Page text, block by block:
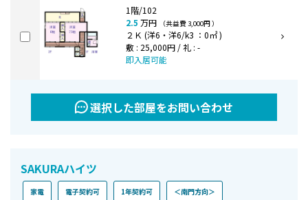
1階/102
2.5万円 （共益費 3,000円 ）
２Ｋ (洋6・洋6/k3 ：0㎡ )
敷 : 25,000円 / 礼 : -
即入居可能
選択した部屋をお問い合わせ
SAKURAハイツ
家電 電子契約可 1年契約可 ＜南門方向＞